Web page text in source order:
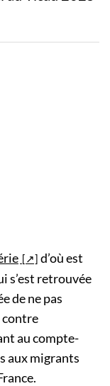
d’où est
s’est retrouvée
de ne pas
contre
au compte-
aux migrants